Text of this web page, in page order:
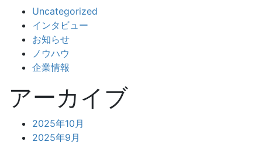
Uncategorized
インタビュー
お知らせ
ノウハウ
企業情報
アーカイブ
2025年10月
2025年9月